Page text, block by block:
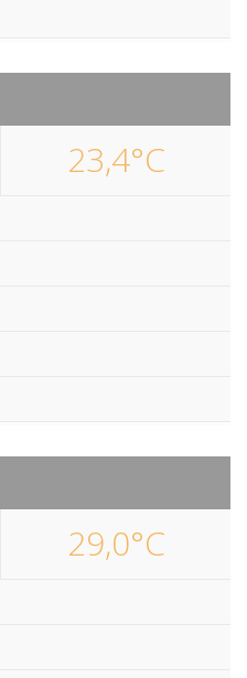
23,4°C
29,0°C